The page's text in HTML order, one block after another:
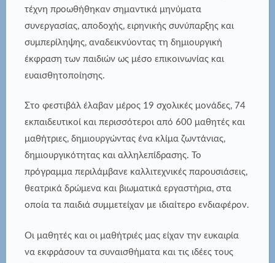
τέχνη προωθήθηκαν σημαντικά μηνύματα
συνεργασίας, αποδοχής, ειρηνικής συνύπαρξης και
συμπερίληψης, αναδεικνύοντας τη δημιουργική
έκφραση των παιδιών ως μέσο επικοινωνίας και
ευαισθητοποίησης.
Στο φεστιβάλ έλαβαν μέρος 19 σχολικές μονάδες, 74
εκπαιδευτικοί και περισσότεροι από 600 μαθητές και
μαθήτριες, δημιουργώντας ένα κλίμα ζωντάνιας,
δημιουργικότητας και αλληλεπίδρασης. Το
πρόγραμμα περιλάμβανε καλλιτεχνικές παρουσιάσεις,
θεατρικά δρώμενα και βιωματικά εργαστήρια, στα
οποία τα παιδιά συμμετείχαν με ιδιαίτερο ενδιαφέρον.
Οι μαθητές και οι μαθήτριές μας είχαν την ευκαιρία
να εκφράσουν τα συναισθήματα και τις ιδέες τους